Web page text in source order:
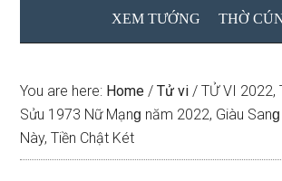
XEM TƯỚNG THỜ
You are here: Home / Tử vi / TỬ VI 2022,
Sửu 1973 Nữ Mạnɡ năm 2022, Giàu
Này, Tiền Chật Két